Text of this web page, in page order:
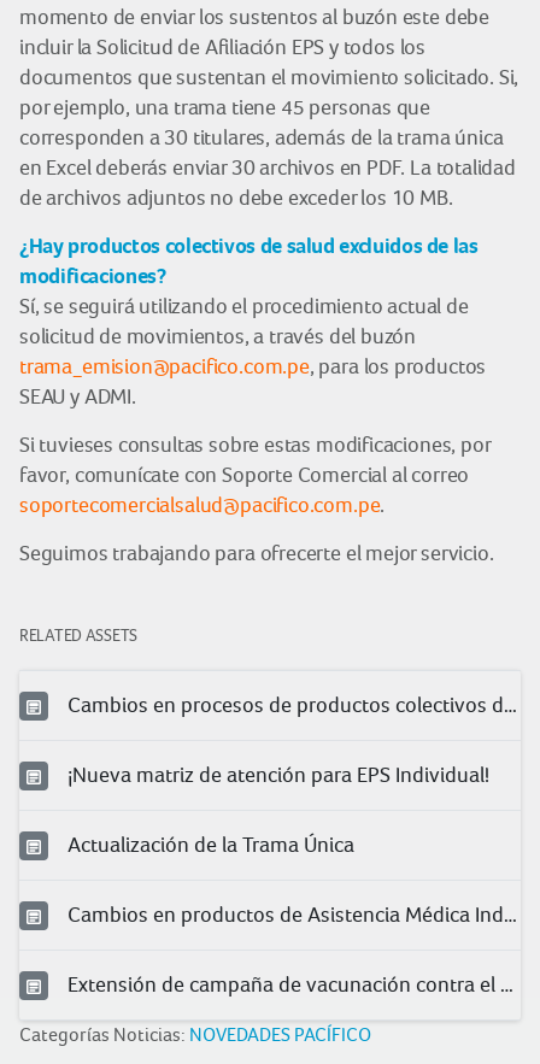
momento de enviar los sustentos al buzón este debe
incluir la Solicitud de Afiliación EPS y todos los
documentos que sustentan el movimiento solicitado. Si,
por ejemplo, una trama tiene 45 personas que
corresponden a 30 titulares, además de la trama única
en Excel deberás enviar 30 archivos en PDF. La totalidad
de archivos adjuntos no debe exceder los 10 MB.
¿Hay productos colectivos de salud excluidos de las
modificaciones?
Sí, se seguirá utilizando el procedimiento actual de
solicitud de movimientos, a través del buzón
trama_emision@pacifico.com.pe, para los productos
SEAU y ADMI.
Si tuvieses consultas sobre estas modificaciones, por
favor, comunícate con Soporte Comercial al correo
soportecomercialsalud@pacifico.com.pe.
Seguimos trabajando para ofrecerte el mejor servicio.
RELATED ASSETS
Cambios en procesos de productos colectivos de salud
¡Nueva matriz de atención para EPS Individual!
Actualización de la Trama Única
Cambios en productos de Asistencia Médica Individual 2025
Extensión de campaña de vacunación contra el herpes zóster
Categorías Noticias: NOVEDADES PACÍFICO